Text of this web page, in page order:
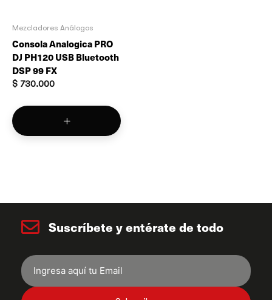
Mezcladores Análogos
Consola Analogica PRO
DJ PH120 USB Bluetooth
DSP 99 FX
$ 730.000
Suscríbete y entérate de todo